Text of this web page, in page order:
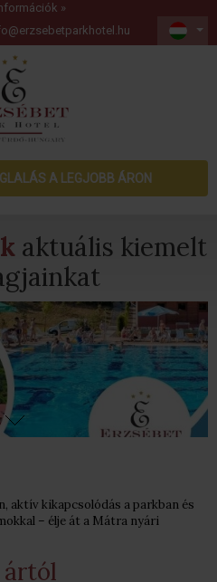
»
A LEGJOBB ÁRON
aktuális kiemelt
aktív kikapcsolódás a parkban és
– élje át a Mátra nyári